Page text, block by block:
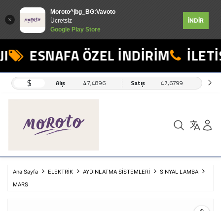
Moroto^|bg_BG:Vavoto
Ücretsiz
Google Play Store
İNDİR
ESNAFA ÖZEL İNDİRİM
$ Alış 47,4896 Satış 47,6799
Ana Sayfa ELEKTRİK AYDINLATMA SİSTEMLERİ
SİNYAL LAMBA
MARS